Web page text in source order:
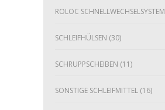
ROLOC SCHNELLWECHSELSYSTEM
SCHLEIFHÜLSEN (30)
SCHRUPPSCHEIBEN (11)
SONSTIGE SCHLEIFMITTEL (16)